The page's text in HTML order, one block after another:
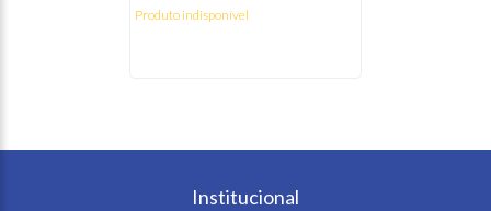
Produto indisponível
Institucional